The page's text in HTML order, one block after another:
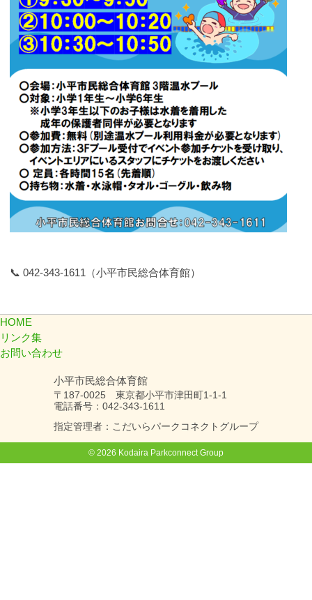
📞 042-343-1611（小平市民総合体育館）
HOME
リンク集
お問い合わせ
小平市民総合体育館
〒187-0025 東京都小平市津田町1-1-1
電話番号：042-343-1611
指定管理者：こだいらパークコネクトグループ
© 2026 Kodaira Parkconnect Group